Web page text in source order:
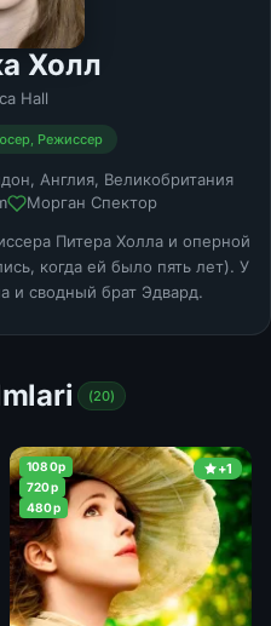
Холл
Hall
Режиссер
Англия, Великобритания
Морган Спектор
Питера Холла и оперной
когда ей было пять лет). У
и сводный брат Эдвард.
(20)
+1
1080p
720p
480p